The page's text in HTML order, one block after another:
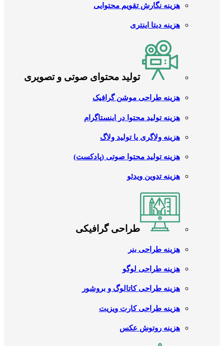
هزینه نگارش تقویم محتوایی
هزینه دیتا اینتری
تولید محتوای صوتی و تصویری
هزینه طراحی موشن گرافیک
هزینه تولید محتوا در اینستاگرام
هزینه ولاگری یا تولید ولاگ
هزینه تولید محتوا صوتی (پادکست)
هزینه تدوین ویدئو
طراحی گرافیکی
هزینه طراحی بنر
هزینه طراحی لوگو
هزینه طراحی کاتالوگ و بروشور
هزینه طراحی کارت ویزیت
هزینه روتوش عکس